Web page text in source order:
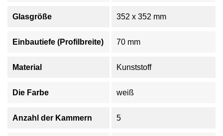
Glasgröße 352 x 352 mm
Einbautiefe (Profilbreite) 70 mm
Material Kunststoff
Die Farbe weiß
Anzahl der Kammern 5